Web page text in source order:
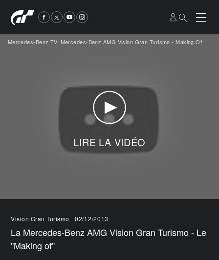
Mercedes-Benz TV: Mercedes-Benz AMG Vision Gran Turismo - Making Of
LIRE LA VIDÉO
Vision Gran Turismo 02/12/2013
La Mercedes-Benz AMG Vision Gran Turismo - Le
"Making of"